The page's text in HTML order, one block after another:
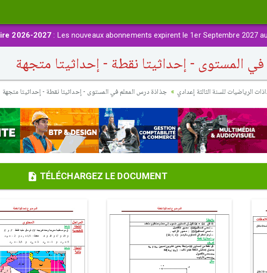
2026-2027 : Les nouveaux abonnements expirent le 1er Septembre 2027
المستوى - إحداثيتا نقطة - إحداثيتا متجهة
الرياضيات للسنة الثالثة إعدادي جذاذة درس المعلم في المستوى - إحداثيتا نقطة - إحداثيتا متجهة
TÉLÉCHARGEZ LE DOCUMENT